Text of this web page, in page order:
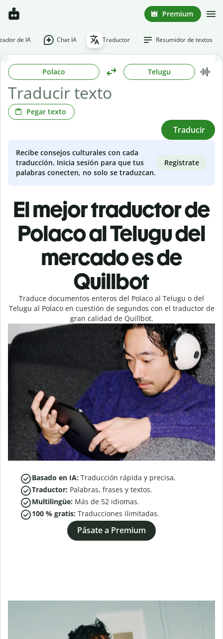
Premium
de IA Chat IA Traductor Resumidor de textos
Polaco Telugu
Pegar texto
Traducir
Recibe consejos culturales con cada
traducción. Inicia sesión para que tus
palabras conecten, no solo se traduzcan.
Regístrate
El mejor traductor de
Polaco al Telugu del
mercado es de
Quillbot
Traduce documentos enteros del Polaco al Telugu o del
Telugu al Polaco en cuestión de segundos con el traductor de
gran calidad de Quillbot.
Basado en IA: Traducción rápida y precisa.
Traductor: Palabras, frases y textos.
Multilingüe: Más de 52 idiomas.
100 % gratis: Traducciones ilimitadas.
Pásate a Premium